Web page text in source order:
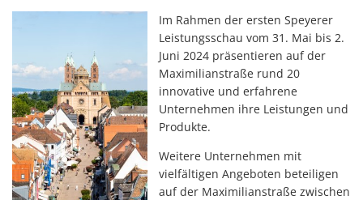
Im Rahmen der ersten Speyerer
Leistungsschau vom 31. Mai bis 2.
Juni 2024 präsentieren auf der
Maximilianstraße rund 20
innovative und erfahrene
Unternehmen ihre Leistungen und
Produkte.
Weitere Unternehmen mit
vielfältigen Angeboten beteiligen
auf der Maximilianstraße zwischen